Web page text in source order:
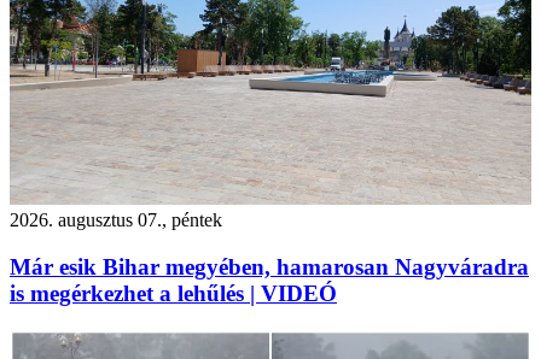
2026. augusztus 07., péntek
Már esik Bihar megyében, hamarosan Nagyváradra
is megérkezhet a lehűlés | VIDEÓ